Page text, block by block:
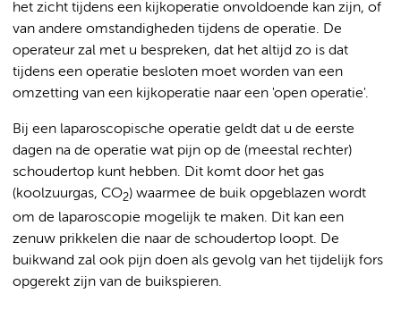
het zicht tijdens een kijkoperatie onvoldoende kan zijn, of
van andere omstandigheden tijdens de operatie. De
operateur zal met u bespreken, dat het altijd zo is dat
tijdens een operatie besloten moet worden van een
omzetting van een kijkoperatie naar een 'open operatie'.
Bij een laparoscopische operatie geldt dat u de eerste
dagen na de operatie wat pijn op de (meestal rechter)
schoudertop kunt hebben. Dit komt door het gas
(koolzuurgas, CO2) waarmee de buik opgeblazen wordt
om de laparoscopie mogelijk te maken. Dit kan een
zenuw prikkelen die naar de schoudertop loopt. De
buikwand zal ook pijn doen als gevolg van het tijdelijk fors
opgerekt zijn van de buikspieren.